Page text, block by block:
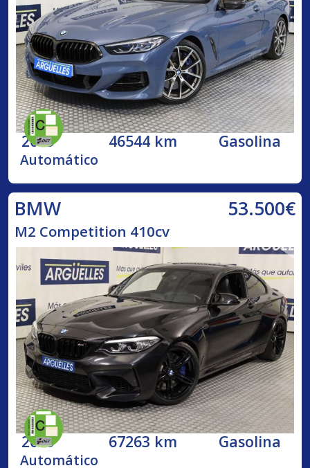
2019 46544 km Gasolina
Automático
BMW 53.500€
M2 Competition 410cv
2019 67263 km Gasolina
Automático